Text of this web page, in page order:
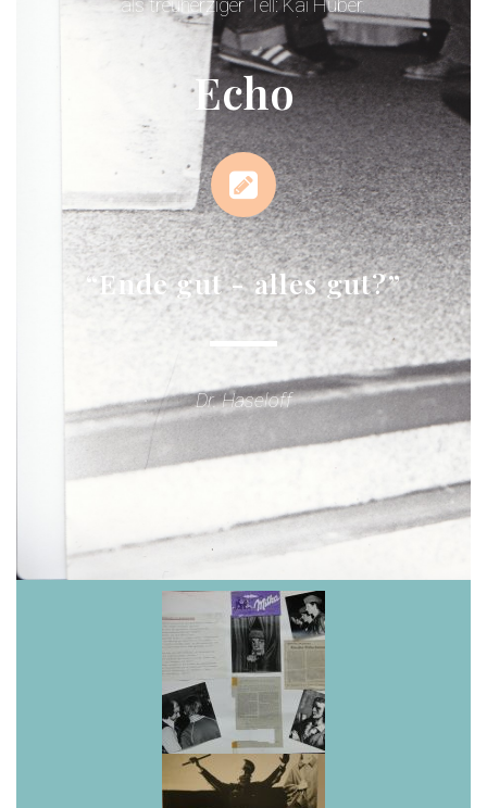
als treuherziger Tell: Kai Huber.
Echo
“Ende gut - alles gut?”
Dr. Haseloff